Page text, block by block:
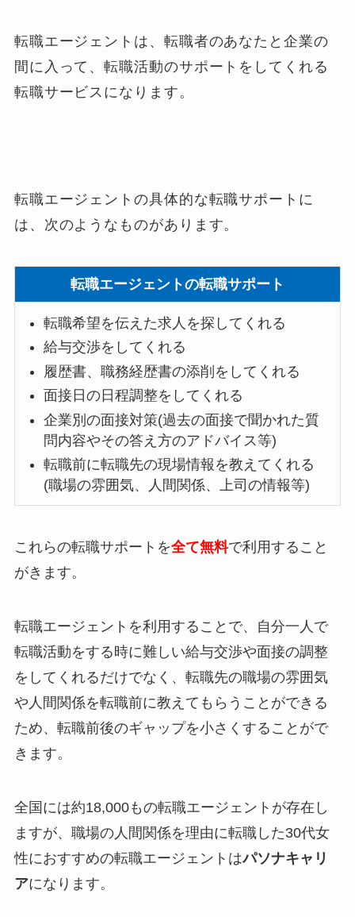
転職エージェントは、転職者のあなたと企業の
間に入って、転職活動のサポートをしてくれる
転職サービスになります。
転職エージェントの具体的な転職サポートに
は、次のようなものがあ ります。
転職エージェントの転職サポート
転職希望を伝えた求人を探してくれる
給与交渉をしてくれる
履歴書、職務経歴書の添削をしてくれる
面接日の日程調整をしてくれる
企業別の面接対策(過去の面接で聞かれた質
問内容やその答え方のアドバイス等)
転職前に転職先の現場情報を教えてくれる
(職場の雰囲気、人間関係、上司の情報等)
これらの転職サポートを全て無料で利用すること
がきます。
転職エージェントを利用することで、自分一人で
転職活動をする時に難しい給与交渉や面接の調整
をしてくれるだけでなく、転職先の職場の雰囲気
や人間関係を転職前に教えてもらうことができる
ため、転職前後のギャップを小さくすることがで
きます。
全国には約18,000もの転職エージェントが存在し
ますが、職場の人間関係を理由に転職した30代女
性におすすめの転職エージェントはパソナキャリ
アになります。